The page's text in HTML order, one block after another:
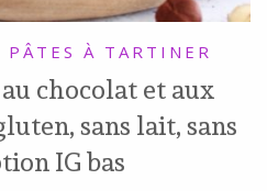
À TARTINER
chocolat et aux
sans lait, sans
IG bas